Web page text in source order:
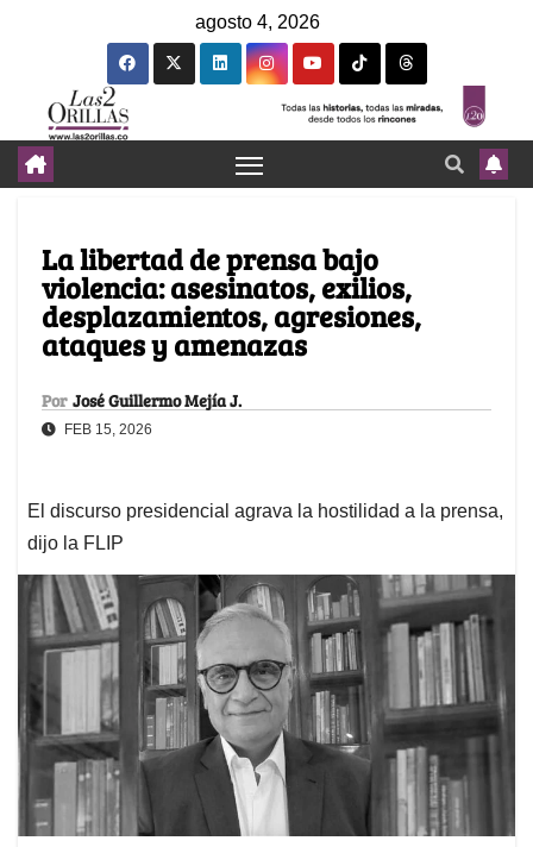
agosto 4, 2026
La libertad de prensa bajo
violencia: asesinatos, exilios,
desplazamientos, agresiones,
ataques y amenazas
Por José Guillermo Mejía J.
FEB 15, 2026
El discurso presidencial agrava la hostilidad a la prensa,
dijo la FLIP